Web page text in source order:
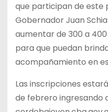
que participan de este
Gobernador Juan
aumentar de 300 a
para que puedan
acompañamiento en
Las inscripciones
de febrero ingresando